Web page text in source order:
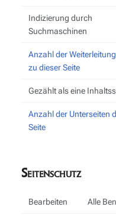
Indizierung durch
Suchmaschinen
Anzahl der
zu dieser Seite
Gezählt als eine
Anzahl der Unterseiten
Seite
Seitenschutz
Bearbeiten Alle